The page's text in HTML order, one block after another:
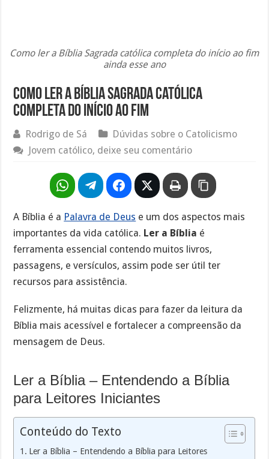
Como ler a Bíblia Sagrada católica completa do início ao fim
ainda esse ano
Como ler a Bíblia Sagrada católica
completa do início ao fim
Rodrigo de Sá
Dúvidas sobre o Catolicismo
Jovem católico, deixe seu comentário
A Bíblia é a Palavra de Deus e um dos aspectos mais
importantes da vida católica. Ler a Bíblia é
ferramenta essencial contendo muitos livros,
passagens, e versículos, assim pode ser útil ter
recursos para assistência.
Felizmente, há muitas dicas para fazer da leitura da
Bíblia mais acessível e fortalecer a compreensão da
mensagem de Deus.
Ler a Bíblia – Entendendo a Bíblia
para Leitores Iniciantes
Conteúdo do Texto
Ler a Bíblia – Entendendo a Bíblia para Leitores